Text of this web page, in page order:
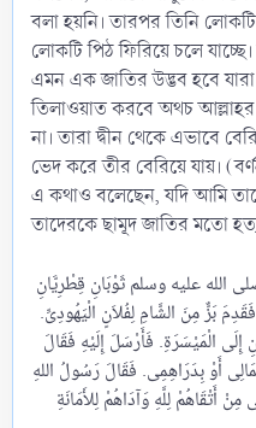
বলা হয়নি। তারপর তিনি
লোকটি পিঠ ফিরিয়ে চলে
এমন এক জাতির উদ্ভব হবে
তিলাওয়াত করবে অথচ আল্লাহর
না। তারা দ্বীন থেকে এভাবে
ভেদ করে তীর বেরিয়ে যায়।
এ কথাও বলেছেন, যদি আমি
তাদেরকে ছামূদ জাতির মতো
الله عليه وسلم ثَوْبَانِ قِطْرِيَّانِ
بَزٌّ مِنَ الشَّامِ لِفُلاَنٍ الْيَهُودِىِّ.
الْمَيْسَرَةِ. فَأَرْسَلَ إِلَيْهِ فَقَالَ
أَوْ بِدَرَاهِمِى. فَقَالَ رَسُولُ اللهِ